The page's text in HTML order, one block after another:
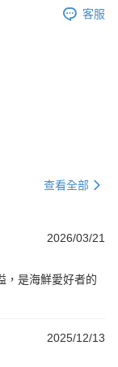
客服
查看全部
2026/03/21
，是海鮮愛好者的
2025/12/13